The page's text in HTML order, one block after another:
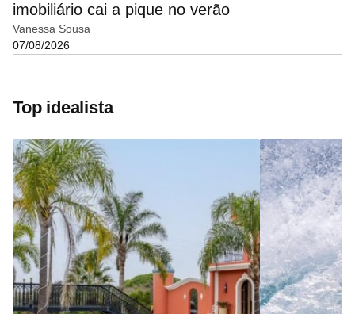
imobiliário cai a pique no verão
Vanessa Sousa
07/08/2026
Top idealista